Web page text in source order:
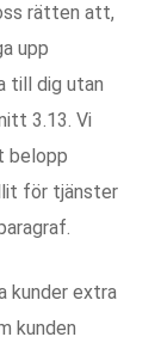
rätten att,
upp
till dig utan
3.13. Vi
belopp
för tjänster
kunder extra
kunden